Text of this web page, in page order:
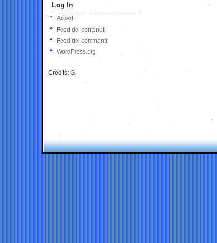
Log In
Accedi
Feed dei contenuti
Feed dei commenti
WordPress.org
Credits: G.I